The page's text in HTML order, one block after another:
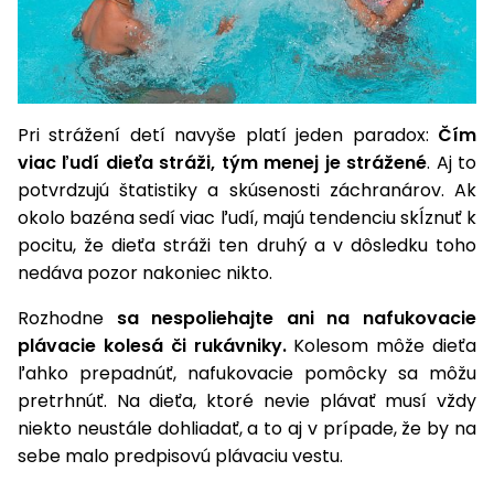
Pri strážení detí navyše platí jeden paradox: Čím
viac ľudí dieťa stráži, tým menej je strážené. Aj to
potvrdzujú štatistiky a skúsenosti záchranárov. Ak
okolo bazéna sedí viac ľudí, majú tendenciu skĺznuť k
pocitu, že dieťa stráži ten druhý a v dôsledku toho
nedáva pozor nakoniec nikto.
Rozhodne sa nespoliehajte ani na nafukovacie
plávacie kolesá či rukávniky.Kolesom môže dieťa
ľahko prepadnúť, nafukovacie pomôcky sa môžu
pretrhnúť. Na dieťa, ktoré nevie plávať musí vždy
niekto neustále dohliadať, a to aj v prípade, že by na
sebe malo predpisovú plávaciu vestu.